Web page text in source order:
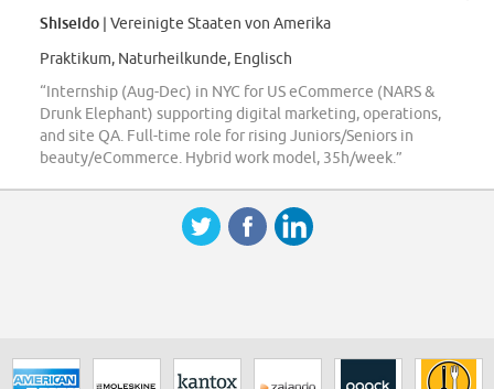
Shiseido | Vereinigte Staaten von Amerika
Praktikum, Naturheilkunde, Englisch
“Internship (Aug-Dec) in NYC for US eCommerce (NARS &
Drunk Elephant) supporting digital marketing, operations,
and site QA. Full-time role for rising Juniors/Seniors in
beauty/eCommerce. Hybrid work model, 35h/week.”